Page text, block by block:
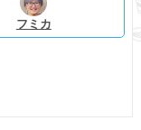
フミカ